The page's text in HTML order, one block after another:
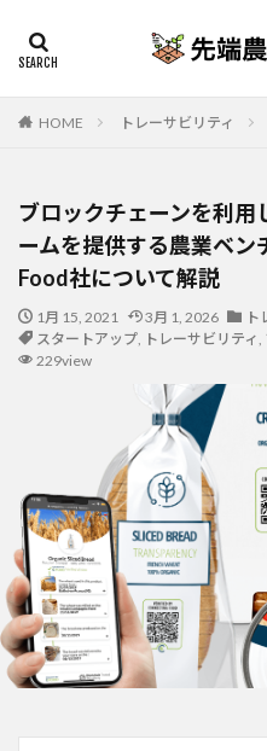
HOME トレーサビリティ
ブロックチェーンを利用
ームを提供する農業ベ
Food社について解説
1月 15, 2021 3月 1, 2026
ト
スタートアップ, トレーサビリティ,
229view